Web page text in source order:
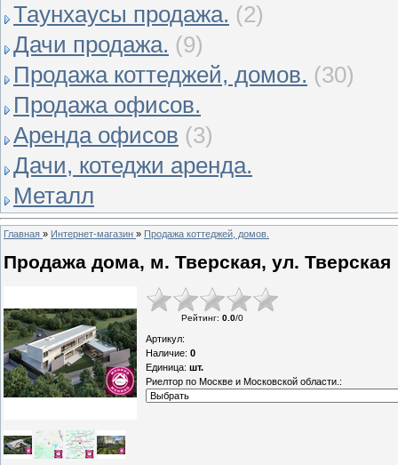
Таунхаусы продажа. (2)
Дачи продажа. (9)
Продажа коттеджей, домов. (30)
Продажа офисов.
Аренда офисов (3)
Дачи, котеджи аренда.
Металл
Главная » Интернет-магазин » Продажа коттеджей, домов.
Продажа дома, м. Тверская, ул. Тверская
Рейтинг: 0.0/0
Артикул:
Наличие: 0
Единица: шт.
Риелтор по Москве и Московской области.: